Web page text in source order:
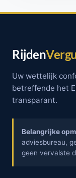
Rijden
Uw wettelijk
betreffende het
transparant.
Belangrijke
adviesbureau,
geen vervalste